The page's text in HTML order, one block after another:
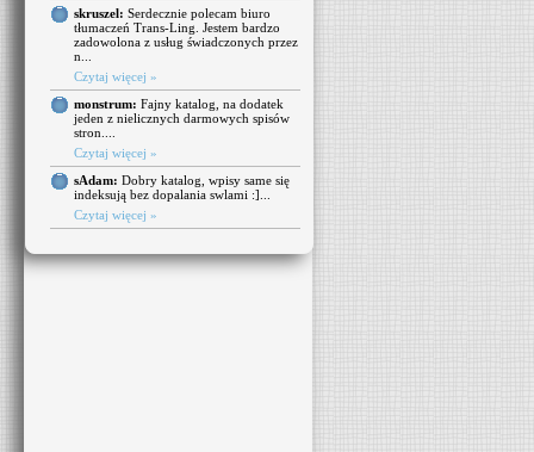
skruszel: Serdecznie polecam biuro
tłumaczeń Trans-Ling. Jestem bardzo
zadowolona z usług świadczonych przez
n...
Czytaj więcej »
monstrum: Fajny katalog, na dodatek
jeden z nielicznych darmowych spisów
stron....
Czytaj więcej »
sAdam: Dobry katalog, wpisy same się
indeksują bez dopalania swlami :]...
Czytaj więcej »